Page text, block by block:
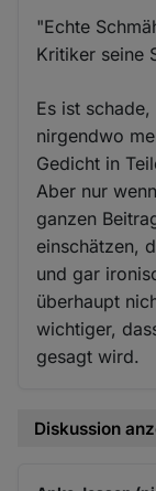
"Echte
Kritiker seine
Es ist
nirgendwo
Gedicht in
Aber nur
ganzen
einschätzen,
und gar
überhaupt
wichtiger,
gesagt wird.
Diskussion